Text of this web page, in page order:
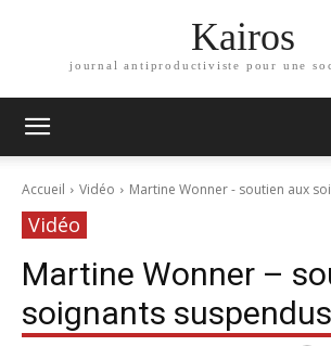
Kairos
journal antiproductiviste pour une
Accueil Vidéo Martine Wonner - soutien aux
Vidéo
Martine Wonner –
soignants suspendus